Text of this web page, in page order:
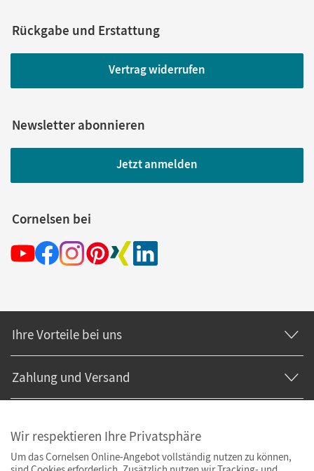
Rückgabe und Erstattung
Vertrag widerrufen
Newsletter abonnieren
Jetzt anmelden
Cornelsen bei
Ihre Vorteile bei uns
Zahlung und Versand
Wir respektieren Ihre Privatsphäre
Um das Cornelsen Online-Angebot vollständig nutzen zu können,